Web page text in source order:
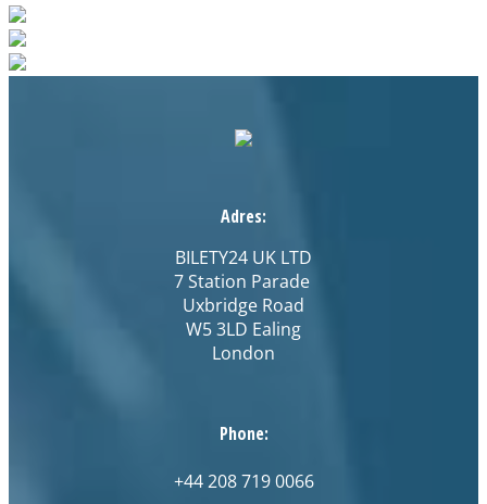
Adres:
BILETY24 UK LTD
7 Station Parade
Uxbridge Road
W5 3LD Ealing
London
Phone:
+44 208 719 0066